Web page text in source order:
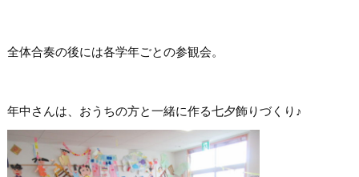
全体合奏の後には各学年ごとの参観会。
年中さんは、おうちの方と一緒に作る七夕飾りづくり♪